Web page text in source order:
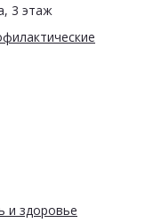
и здоровье
3 этаж